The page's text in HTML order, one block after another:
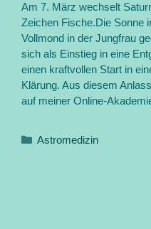
Am 7. März wechselt
Zeichen Fische.Die Sonne
Vollmond in der Jungfrau
sich als Einstieg in eine
einen kraftvollen Start in
Klärung. Aus diesem
auf meiner Online-
Kategorien
Astromedizin